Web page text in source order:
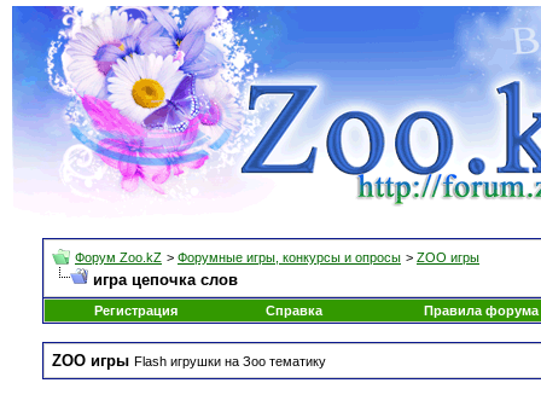
Форум Zoo.kZ > Форумные игры, конкурсы и опросы > ZOO игры
игра цепочка слов
Регистрация Справка Правила форума
ZOO игры Flash игрушки на Зоо тематику